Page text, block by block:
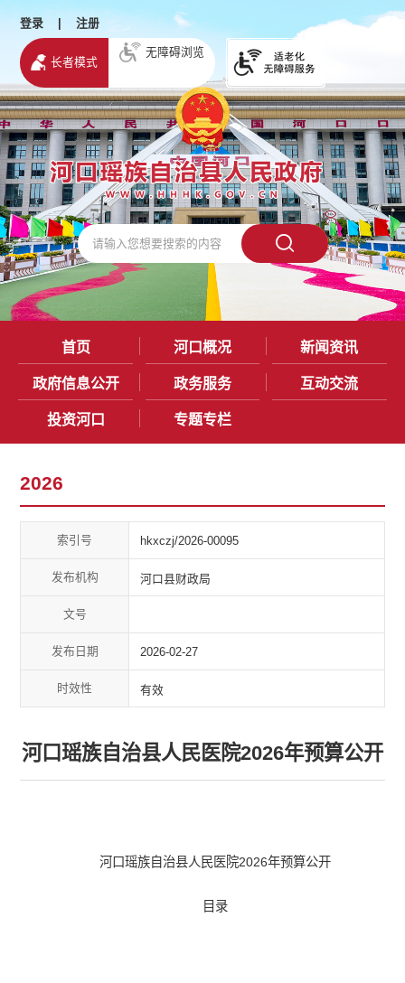
登录 | 注册
长者模式
无障碍浏览
首页 河口概况 新闻资讯
政府信息公开 政务服务 互动交流
投资河口 专题专栏
2026
索引号 hkxczj/2026-00095
发布机构 河口县财政局
文号
发布日期 2026-02-27
时效性 有效
河口瑶族自治县人民医院2026年预算公开
河口瑶族自治县人民医院2026年预算公开
目录